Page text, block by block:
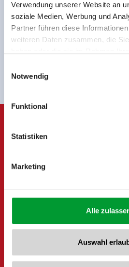
Verwendung unserer Website an
soziale Medien, Werbung und
Partner führen diese
weiteren Daten zusammen, die
Rohr 23// A-6280 Zell am Ziller
www.zillertalarena.com
Notwendig
Funktional
Statistiken
Marketing
Alle
Auswahl
Meld u nu aan voor